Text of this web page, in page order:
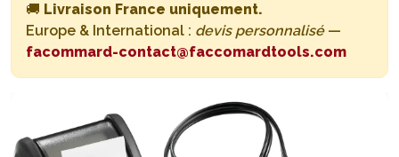
🚚 Livraison France uniquement.
Europe & International : devis personnalisé—
facommard-contact@faccomardtools.com